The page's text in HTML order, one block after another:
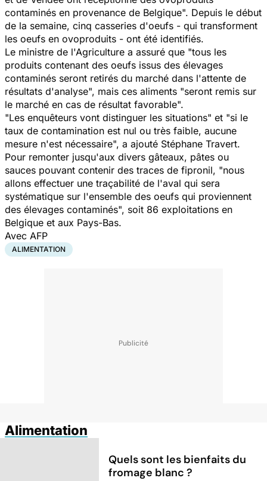
contaminés en provenance de Belgique". Depuis le début
de la semaine, cinq casseries d'oeufs - qui transforment
les oeufs en ovoproduits - ont été identifiés.
Le ministre de l'Agriculture a assuré que "tous les
produits contenant des oeufs issus des élevages
contaminés seront retirés du marché dans l'attente de
résultats d'analyse", mais ces aliments "seront remis sur
le marché en cas de résultat favorable".
"Les enquêteurs vont distinguer les situations" et "si le
taux de contamination est nul ou très faible, aucune
mesure n'est nécessaire", a ajouté Stéphane Travert.
Pour remonter jusqu'aux divers gâteaux, pâtes ou
sauces pouvant contenir des traces de fipronil, "nous
allons effectuer une traçabilité de l'aval qui sera
systématique sur l'ensemble des oeufs qui proviennent
des élevages contaminés", soit 86 exploitations en
Belgique et aux Pays-Bas.
Avec AFP
ALIMENTATION
Alimentation
Quels sont les bienfaits du
fromage blanc ?